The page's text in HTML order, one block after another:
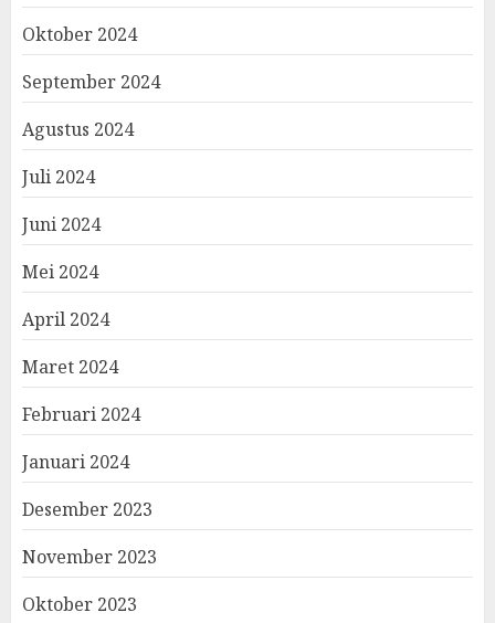
Oktober 2024
September 2024
Agustus 2024
Juli 2024
Juni 2024
Mei 2024
April 2024
Maret 2024
Februari 2024
Januari 2024
Desember 2023
November 2023
Oktober 2023